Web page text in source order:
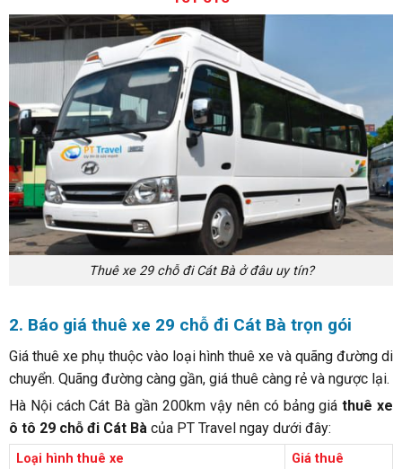
Thuê xe 29 chỗ đi Cát Bà ở đâu uy tín?
2. Báo giá thuê xe 29 chỗ đi Cát Bà trọn gói
Giá thuê xe phụ thuộc vào loại hình thuê xe và quãng đường di
chuyển. Quãng đường càng gần, giá thuê càng rẻ và ngược lại.
Hà Nội cách Cát Bà gần 200km vậy nên có bảng giáthuê xe
ô tô 29 chỗ đi Cát Bàcủa PT Travel ngay dưới đây:
Loại hình thuê xe
Giá thuê